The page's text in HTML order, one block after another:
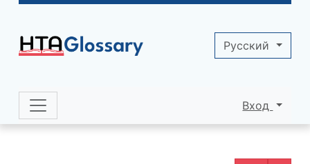
Navigation and related functionality
Site identity, navigation, etc.
Вход
Pусский